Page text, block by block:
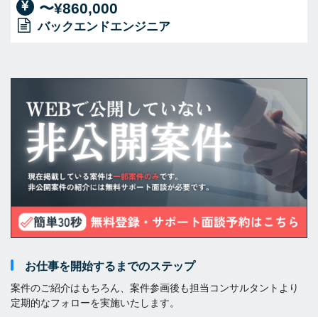
〜¥860,000
バックエンドエンジニア
お仕事を開始するまでのステップ
案件のご紹介はもちろん、案件参画後も担当コンサルタントより
定期的なフォローを実施いたします。